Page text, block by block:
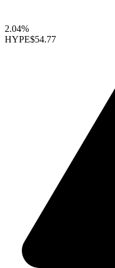
2.04%
HYPE$54.77